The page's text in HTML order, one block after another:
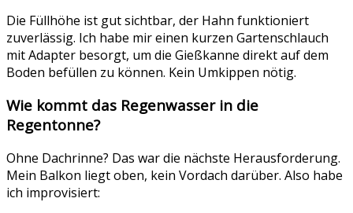
Die Füllhöhe ist gut sichtbar, der Hahn funktioniert
zuverlässig. Ich habe mir einen kurzen Gartenschlauch
mit Adapter besorgt, um die Gießkanne direkt auf dem
Boden befüllen zu können. Kein Umkippen nötig.
Wie kommt das Regenwasser in die
Regentonne?
Ohne Dachrinne? Das war die nächste Herausforderung.
Mein Balkon liegt oben, kein Vordach darüber. Also habe
ich improvisiert: